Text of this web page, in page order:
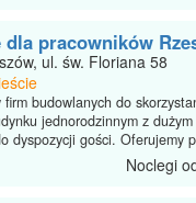
pracowników
ul. św. Floriana 58
budowlanych do
jednorodzinnym z dużym
dyspozycji gości. Oferujemy
Noclegi